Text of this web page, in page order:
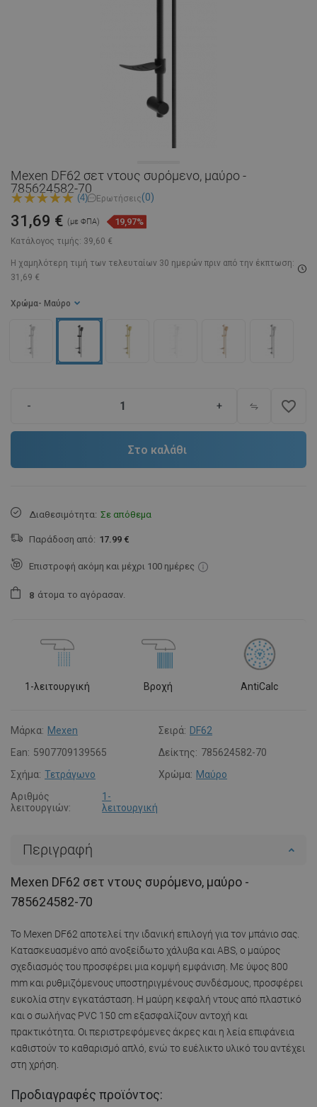
Mexen DF62 σετ ντους συρόμενο, μαύρο -
785624582-70
(4) Ερωτήσεις(0)
Κατάλογος τιμής: 39,60 €
31,69 € (με ΦΠΑ) 19,97%
Η χαμηλότερη τιμή των τελευταίων 30 ημερών πριν από την έκπτωση:
31,69 €
Χρώμα - Μαύρο
- + favorite_border
Στο καλάθι
Διαθεσιμότητα: Σε απόθεμα
Παράδοση από: 17.99 €
Επιστροφή ακόμη και μέχρι 100 ημέρες
8 άτομα το αγόρασαν.
1-λειτουργική Βροχή AntiCalc
Μάρκα: Mexen Σειρά: DF62
Ean: 5907709139565 Δείκτης: 785624582-70
Σχήμα: Τετράγωνο Χρώμα: Μαύρο
Αριθμός
λειτουργιών:
1-
λειτουργική
Περιγραφή
Mexen DF62 σετ ντους συρόμενο, μαύρο -
785624582-70
Το Mexen DF62 αποτελεί την ιδανική επιλογή για τον μπάνιο σας.
Κατασκευασμένο από ανοξείδωτο χάλυβα και ABS, ο μαύρος
σχεδιασμός του προσφέρει μια κομψή εμφάνιση. Με ύψος 800
mm και ρυθμιζόμενους υποστηριγμένους συνδέσμους, προσφέρει
ευκολία στην εγκατάσταση. Η μαύρη κεφαλή ντους από πλαστικό
και ο σωλήνας PVC 150 cm εξασφαλίζουν αντοχή και
πρακτικότητα. Οι περιστρεφόμενες άκρες και η λεία επιφάνεια
καθιστούν το καθαρισμό απλό, ενώ το ευέλικτο υλικό του αντέχει
στη χρήση.
Προδιαγραφές προϊόντος: